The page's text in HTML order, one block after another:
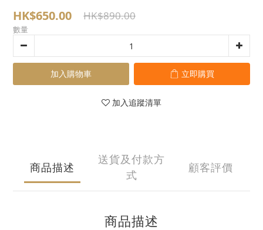
HK$650.00 HK$890.00
數量
加入購物車 立即購買
加入追蹤清單
商品描述
送貨及付款方
式
顧客評價
商品描述